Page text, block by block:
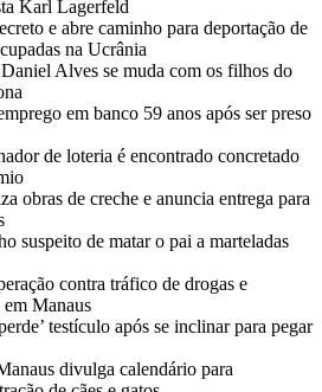
Karl Lagerfeld
e abre caminho para deportação de
na Ucrânia
Alves se muda com os filhos do
em banco 59 anos após ser preso
de loteria é encontrado concretado
obras de creche e anuncia entrega para
suspeito de matar o pai a marteladas
contra tráfico de drogas e
Manaus
testículo após se inclinar para pegar
divulga calendário para